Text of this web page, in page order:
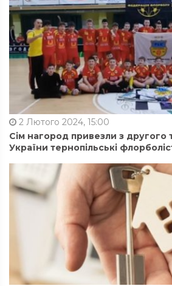
2 Лютого 2024, 15:00
Сім нагород привезли з другого
України тернопільські